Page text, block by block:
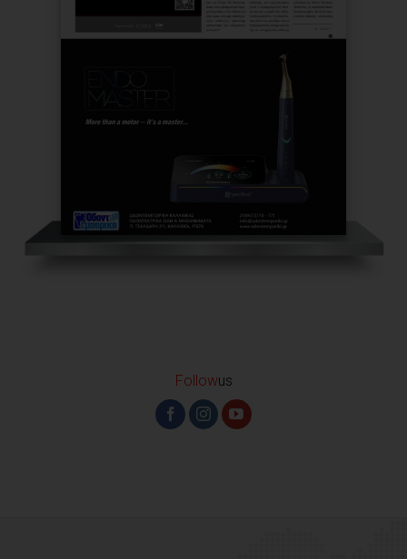
Followus